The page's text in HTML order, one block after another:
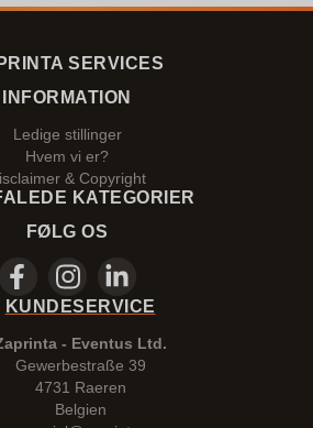
SERVICES
INFORMATION
Ledige stillinger
Hvem vi er?
& Copyright
KATEGORIER
FØLG OS
KUNDESERVICE
- Eventus Ltd.
Gewerbestraße 39
4731 Raeren
Belgien